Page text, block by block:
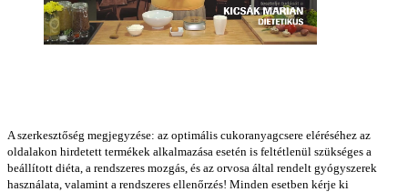
A szerkesztőség megjegyzése: az optimális cukoranyagcsere eléréséhez az
oldalakon hirdetett termékek alkalmazása esetén is feltétlenül szükséges a
beállított diéta, a rendszeres mozgás, és az orvosa által rendelt gyógyszerek
használata, valamint a rendszeres ellenőrzés! Minden esetben kérje ki